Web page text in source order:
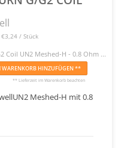
/ Stück
Coil UN2 Meshed-H - 0.8 Ohm ...
WARENKORB HINZUFÜGEN **
** Lieferzeit im Warenkorb beachten
Meshed-H mit 0.8